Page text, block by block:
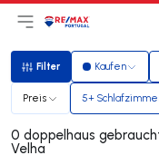
Hauptmenü öffnen
LogoZur
Filter
Filter Kaufen
Preis 5+
0 doppelhaus gebraucht kaufen
Velha